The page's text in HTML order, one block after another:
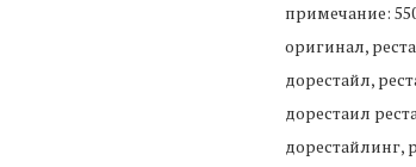
примечание:
оригинал,
дорестайл,
дорестаил
дорестайлинг,